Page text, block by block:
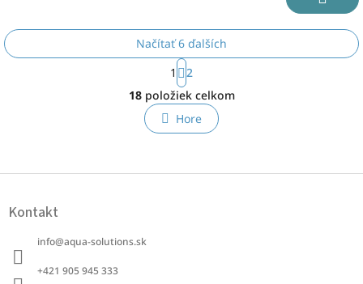
O
v
l
á
c
Načítať 6 ďalších
S
t
r
á
n
k
a
1
2
18položiek celkom
Hore
Kontakt
info@aqua-solutions.sk
+421 905 945 333 ‭